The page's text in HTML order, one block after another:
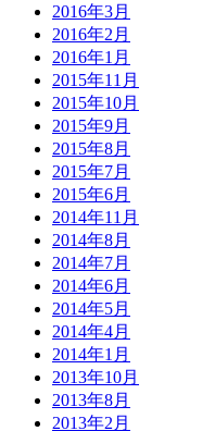
2016年3月
2016年2月
2016年1月
2015年11月
2015年10月
2015年9月
2015年8月
2015年7月
2015年6月
2014年11月
2014年8月
2014年7月
2014年6月
2014年5月
2014年4月
2014年1月
2013年10月
2013年8月
2013年2月